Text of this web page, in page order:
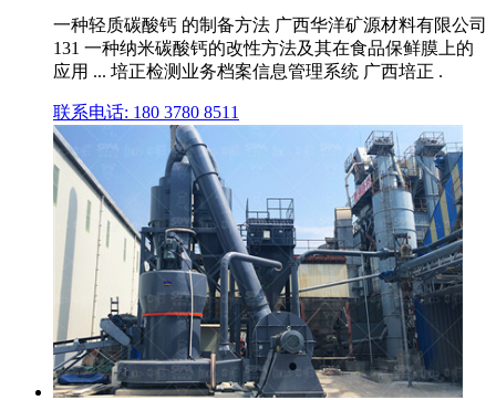
一种轻质碳酸钙 的制备方法 广西华洋矿源材料有限公司
131 一种纳米碳酸钙的改性方法及其在食品保鲜膜上的
应用 ... 培正检测业务档案信息管理系统 广西培正 .
联系电话: 180 3780 8511